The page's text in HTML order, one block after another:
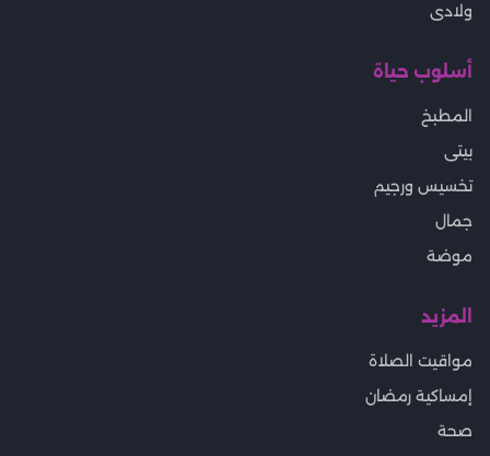
ولادى
أسلوب حياة
المطبخ
بيتى
تخسيس ورجيم
جمال
موضة
المزيد
مواقيت الصلاة
إمساكية رمضان
صحة